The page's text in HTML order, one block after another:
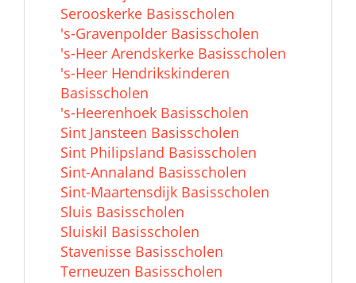
Serooskerke Basisscholen
's-Gravenpolder Basisscholen
's-Heer Arendskerke Basisscholen
's-Heer Hendrikskinderen
Basisscholen
's-Heerenhoek Basisscholen
Sint Jansteen Basisscholen
Sint Philipsland Basisscholen
Sint-Annaland Basisscholen
Sint-Maartensdijk Basisscholen
Sluis Basisscholen
Sluiskil Basisscholen
Stavenisse Basisscholen
Terneuzen Basisscholen